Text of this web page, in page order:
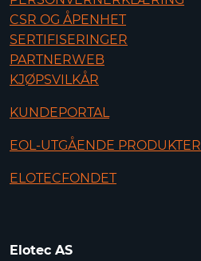
CSR OG ÅPENHET
SERTIFISERINGER
PARTNERWEB
KJØPSVILKÅR
KUNDEPORTAL
EOL-UTGÅENDE PRODUKTER
ELOTECFONDET
Elotec AS